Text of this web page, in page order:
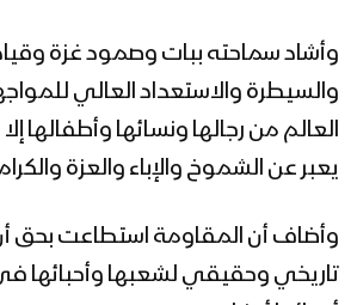
وأشاد سماحته ببات وصمود غزة
والسيطرة والاستعداد العالي
العالم من رجالها ونسائها وأطفالها
يعبر عن الشموخ والإباء والعزة
وأضاف أن المقاومة استطاعت بحق
تاريخي وحقيقي لشعبها وأحبائها